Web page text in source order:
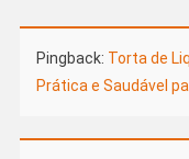
Pingback: Torta de
Prática e Saudável